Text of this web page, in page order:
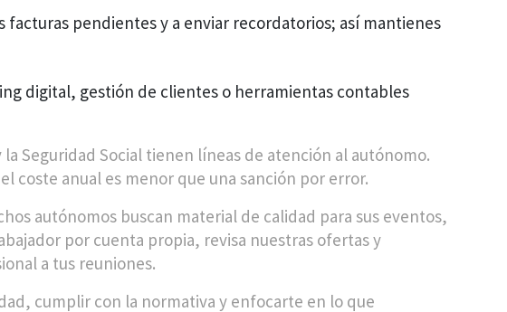
facturas pendientes y a enviar recordatorios; así mantienes
digital, gestión de clientes o herramientas contables
Seguridad Social tienen líneas de atención al autónomo.
coste anual es menor que una sanción por error.
autónomos buscan material de calidad para sus eventos,
por cuenta propia, revisa nuestras ofertas y
a tus reuniones.
cumplir con la normativa y enfocarte en lo que